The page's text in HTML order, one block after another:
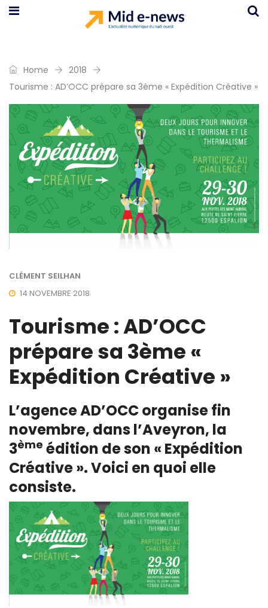
Home
2018
Tourisme : AD’OCC prépare sa 3ème « Expédition Créative »
CLÉMENT SEILHAN
14 NOVEMBRE 2018
Tourisme : AD’OCC
prépare sa 3ème «
Expédition Créative »
L’agence AD’OCC organise fin
novembre, dans l’Aveyron, la
3ème édition de son « Expédition
Créative ». Voici en quoi elle
consiste.